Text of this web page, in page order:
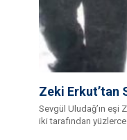
Zeki Erkut’tan
Sevgül Uludağ’ın eşi
iki tarafından yüzlerce